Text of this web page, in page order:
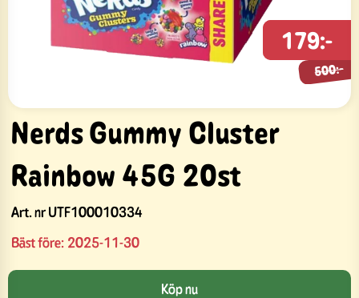
Nerds Gummy Cluster
Rainbow 45G 20st
Art. nrUTF100010334
Bäst före: 2025-11-30
179:-
500:-
500:-
Köp nu